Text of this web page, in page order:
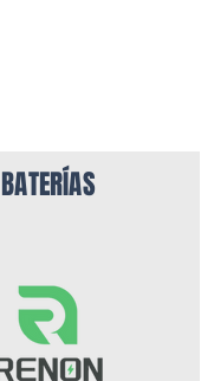
BATERÍAS